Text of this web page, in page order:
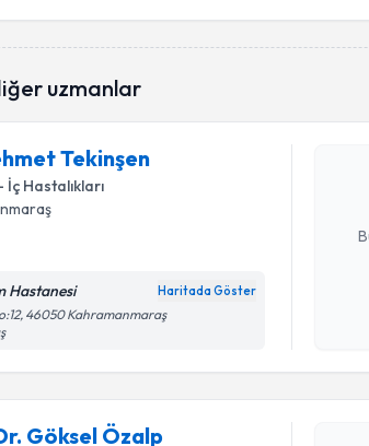
uzmanlar
Tekinşen
İç Hastalıkları
Hastanesi Haritada Göster
46050 Kahramanmaraş
Randevu
Dr.
Size bu
Göksel Özalp
Uzm. Dr.
Size bu